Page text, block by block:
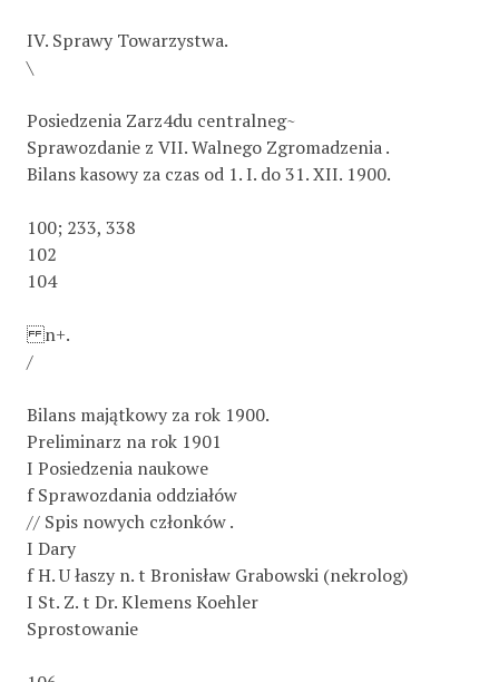
IV. Sprawy Towarzystwa.
\
Posiedzenia Zarz4du centralneg~
Sprawozdanie z VII. Walnego Zgromadzenia .
Bilans kasowy za czas od 1. I. do 31. XII. 1900.
100; 233, 338
102
104
n+.
/
Bilans majątkowy za rok 1900.
Preliminarz na rok 1901
I Posiedzenia naukowe
f Sprawozdania oddziałów
// Spis nowych członków .
I Dary
f H. U łaszy n. t Bronisław Grabowski (nekrolog)
I St. Z. t Dr. Klemens Koehler
Sprostowanie